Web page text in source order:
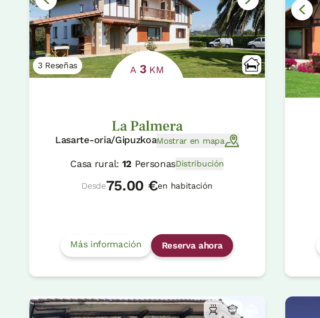
3 Reseñas A 3 KM
La Palmera
Lasarte-oria/GipuzkoaMostrar en mapa
Casa rural: 12 PersonasDistribución
Desde75.00 €en habitación
Más información Reserva ahora